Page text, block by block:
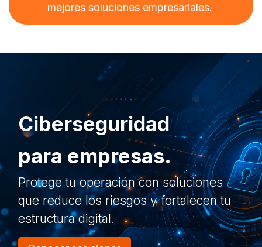
mejores soluciones empresariales.
Ciberseguridad
para empresas.
Protege tu operación con soluciones
que reduce los riesgos y fortalecen tu
estructura digital.